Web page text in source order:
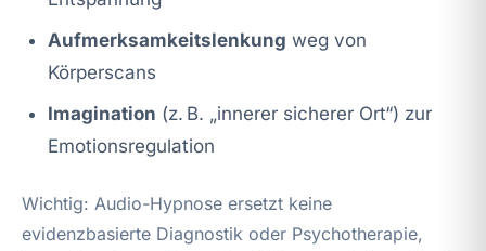
Aufmerksamkeitslenkung weg von
Körperscans
Imagination (z. B. „innerer sicherer Ort“) zur
Emotionsregulation
Wichtig: Audio-Hypnose ersetzt keine
evidenzbasierte Diagnostik oder Psychotherapie,